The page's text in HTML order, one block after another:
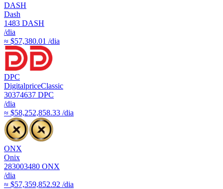
DASH
Dash
1483 DASH
/dia
≈ $57,380.01 /dia
DPC
DigitalpriceClassic
30374637 DPC
/dia
≈ $58,252,858.33 /dia
ONX
Onix
283003480 ONX
/dia
≈ $57,359,852.92 /dia